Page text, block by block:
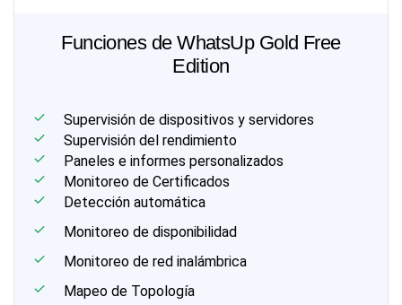
Funciones de WhatsUp Gold Free
Edition
Supervisión de dispositivos y servidores
Supervisión del rendimiento
Paneles e informes personalizados
Monitoreo de Certificados
Detección automática
Monitoreo de disponibilidad
Monitoreo de red inalámbrica
Mapeo de Topología